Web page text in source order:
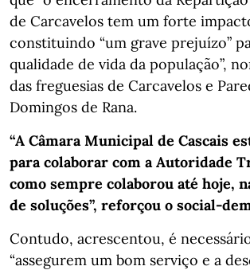
de Carcavelos tem um forte
constituindo “um grave prejuízo”
qualidade de vida da população”,
das freguesias de Carcavelos e
Domingos de Rana.
“A Câmara Municipal de Cascais
para colaborar com a Autoridade
como sempre colaborou até hoje,
de soluções”, reforçou o social-
Contudo, acrescentou, é
“assegurem um bom serviço e a